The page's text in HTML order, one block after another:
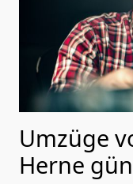
Umzüge
Herne